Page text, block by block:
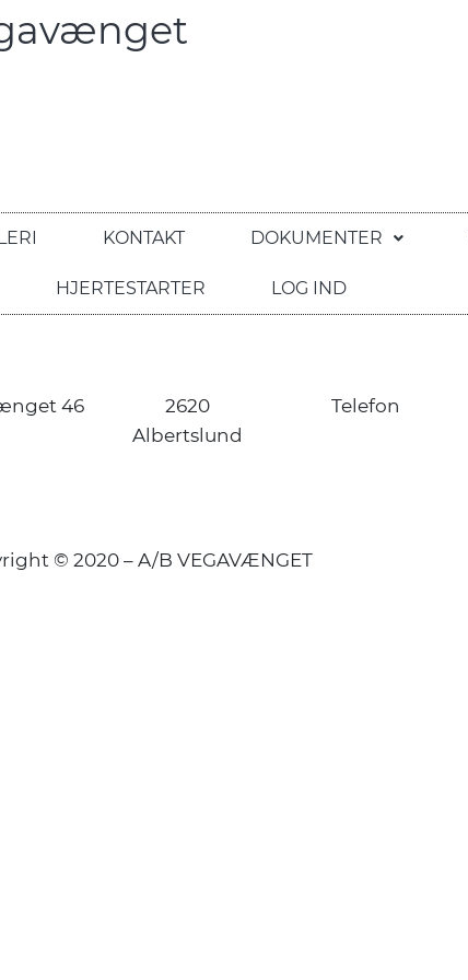
KONTAKT DOKUMENTER
HJERTESTARTER LOG IND
46
2620
Albertslund
Telefon
© 2020 – A/B VEGAVÆNGET